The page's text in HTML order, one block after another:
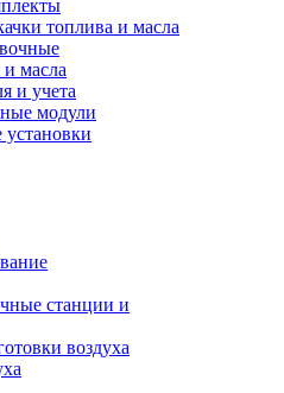
топлива и масла
масла
и учета
модули
станции и
воздуха